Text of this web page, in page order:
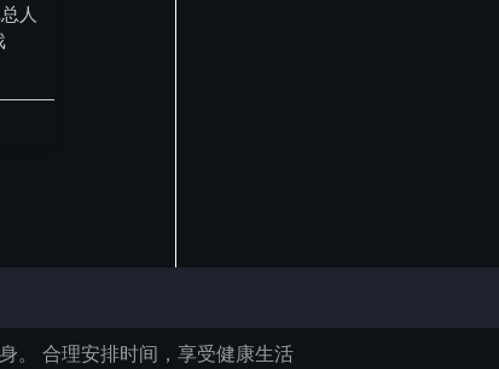
人
。 合理安排时间，享受健康生活